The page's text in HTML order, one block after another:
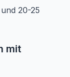
20-25
mit